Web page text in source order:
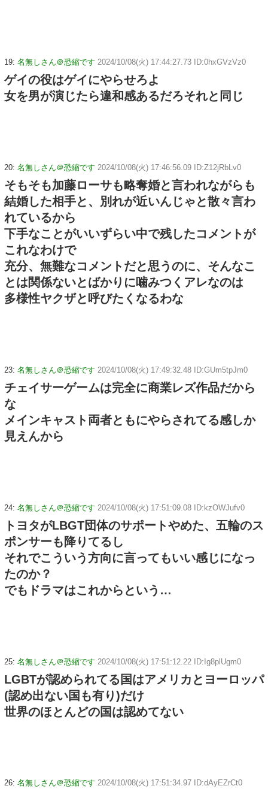
19: 名無しさん＠恐縮です 2024/10/08(火) 17:44:27.73 ID:0hxGVzVz0
ゲイの役はゲイにやらせろよ
女を男が演じたら違和感あるだろそれと同じ
20: 名無しさん＠恐縮です 2024/10/08(火) 17:46:56.09 ID:Z12jRbLv0
そもそも加藤ローサも略奪婚と言われながらも
結婚した相手と、別れが近いんじゃと散々言わ
れているから
下手なことがいいずらい中で残したコメントが
これなわけで
充分、無難なコメントだと思うのに、そんなこ
とは関係ないとばかりに噛みつくアレなのは
多様性ヤクザと呼びたくなるわな
23: 名無しさん＠恐縮です 2024/10/08(火) 17:49:32.48 ID:GUm5tpJm0
チェイサーゲームは完全に商業レズ作品だから
な
メインキャスト両者ともにやらされてる感しか
見えんから
24: 名無しさん＠恐縮です 2024/10/08(火) 17:51:09.08 ID:kzOWJufv0
トヨタがLBGT団体のサポートやめた、五輪のス
ポンサーも降りてるし
それでこういう方向に言ってもいい感じになっ
たのか？
でもドラマはこれからという…
25: 名無しさん＠恐縮です 2024/10/08(火) 17:51:12.22 ID:Ig8plUgm0
LGBTが認められてる国はアメリカとヨーロッパ
(認め出ない国も有り)だけ
世界のほとんどの国は認めてない
26: 名無しさん＠恐縮です 2024/10/08(火) 17:51:34.97 ID:dAyEZrCt0